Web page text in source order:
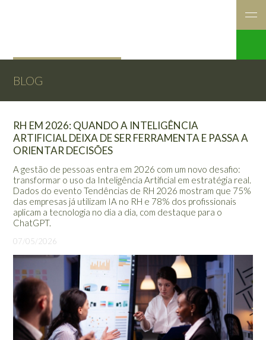
BLOG
RH EM 2026: QUANDO A INTELIGÊNCIA
ARTIFICIAL DEIXA DE SER FERRAMENTA E PASSA A
ORIENTAR DECISÕES
A gestão de pessoas entra em 2026 com um novo desafio:
transformar o uso da Inteligência Artificial em estratégia real.
Dados do evento Tendências de RH 2026 mostram que 75%
das empresas já utilizam IA no RH e 78% dos profissionais
aplicam a tecnologia no dia a dia, com destaque para o
ChatGPT.
07/05/2026